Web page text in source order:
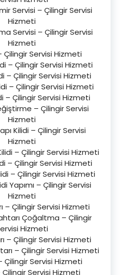
Servisi – Çilingir Servisi
Hizmeti
Servisi – Çilingir Servisi
Hizmeti
Çilingir Servisi Hizmeti
– Çilingir Servisi Hizmeti
– Çilingir Servisi Hizmeti
– Çilingir Servisi Hizmeti
– Çilingir Servisi Hizmeti
– Çilingir Servisi
Hizmeti
Kilidi – Çilingir Servisi
Hizmeti
– Çilingir Servisi Hizmeti
– Çilingir Servisi Hizmeti
– Çilingir Servisi Hizmeti
Yapımı – Çilingir Servisi
Hizmeti
– Çilingir Servisi Hizmeti
Çoğaltma – Çilingir
Hizmeti
– Çilingir Servisi Hizmeti
– Çilingir Servisi Hizmeti
Çilingir Servisi Hizmeti
Servisi Hizmeti